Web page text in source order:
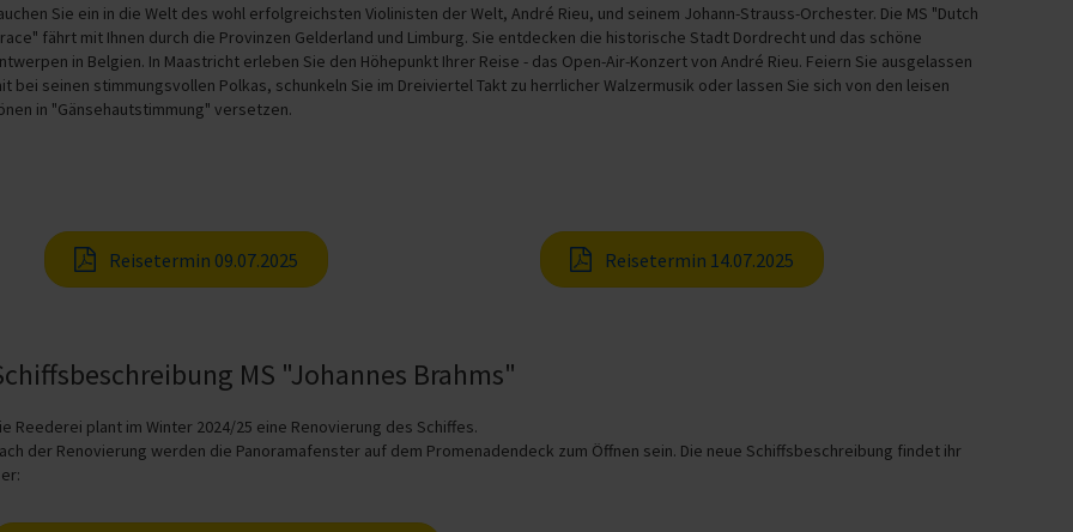
Sie ein in die Welt des wohl erfolgreichsten Violinisten der Welt, André Rieu, und seinem Johann-Strauss-Orchester. Die MS "Dutch
fährt mit Ihnen durch die Provinzen Gelderland und Limburg. Sie entdecken die historische Stadt Dordrecht und das schöne
in Belgien. In Maastricht erleben Sie den Höhepunkt Ihrer Reise - das Open-Air-Konzert von André Rieu. Feiern Sie ausgelassen
bei seinen stimmungsvollen Polkas, schunkeln Sie im Dreiviertel Takt zu herrlicher Walzermusik oder lassen Sie sich von den leisen
in "Gänsehautstimmung" versetzen.
Reisetermin 09.07.2025 Reisetermin 14.07.2025
MS "Johannes Brahms"
Reederei plant im Winter 2024/25 eine Renovierung des Schiffes.
der Renovierung werden die Panoramafenster auf dem Promenadendeck zum Öffnen sein. Die neue Schiffsbeschreibung findet ihr